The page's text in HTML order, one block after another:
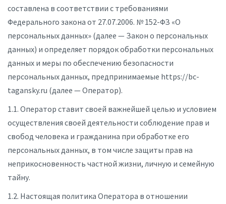
составлена в соответствии с требованиями
Федерального закона от 27.07.2006. № 152-ФЗ «О
персональных данных» (далее — Закон о персональных
данных) и определяет порядок обработки персональных
данных и меры по обеспечению безопасности
персональных данных, предпринимаемые https://bc-
tagansky.ru (далее — Оператор).
1.1. Оператор ставит своей важнейшей целью и условием
осуществления своей деятельности соблюдение прав и
свобод человека и гражданина при обработке его
персональных данных, в том числе защиты прав на
неприкосновенность частной жизни, личную и семейную
тайну.
1.2. Настоящая политика Оператора в отношении